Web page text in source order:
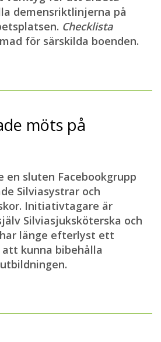
demensriktlinjerna på
Checklista
för särskilda boenden.
möts på
en sluten Facebookgrupp
Silviasystrar och
Initiativtagare är
Silviasjuksköterska och
länge efterlyst ett
kunna bibehålla